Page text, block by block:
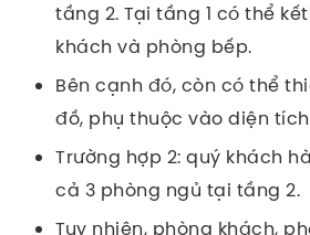
tầng 2. Tại tầng 1 có thể
khách và phòng bếp.
Bên cạnh đó, còn có thể
đồ, phụ thuộc vào diện
Trường hợp 2: quý khách
cả 3 phòng ngủ tại tầng 2.
Tuy nhiên, phòng khách,